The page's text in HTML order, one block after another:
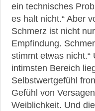
ein technisches
es halt nicht.“ Aber
Schmerz ist nicht
Empfindung.
stimmt etwas nicht.“
intimsten Bereich
Selbstwertgefühl
Gefühl von
Weiblichkeit. Und